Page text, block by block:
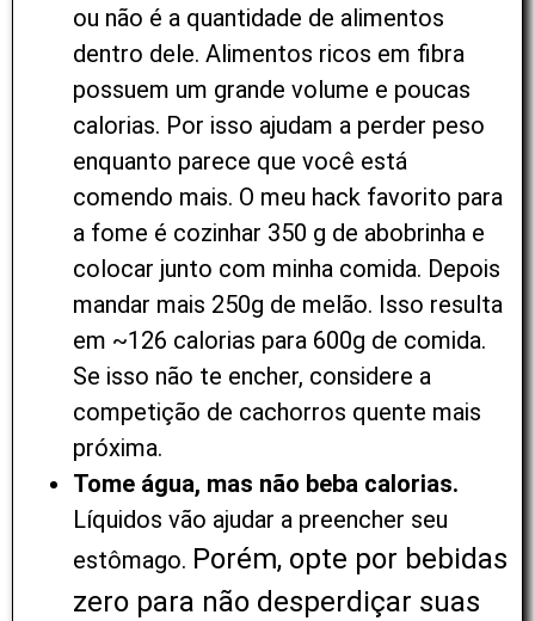
ou não é a quantidade de alimentos
dentro dele. Alimentos ricos em fibra
possuem um grande volume e poucas
calorias. Por isso ajudam a perder peso
enquanto parece que você está
comendo mais. O meu hack favorito para
a fome é cozinhar 350 g de abobrinha e
colocar junto com minha comida. Depois
mandar mais 250g de melão. Isso resulta
em ~126 calorias para 600g de comida.
Se isso não te encher, considere a
competição de cachorros quente mais
próxima.
Tome água, mas não beba calorias.
Líquidos vão ajudar a preencher seu
estômago. Porém, opte por bebidas
zero para não desperdiçar suas